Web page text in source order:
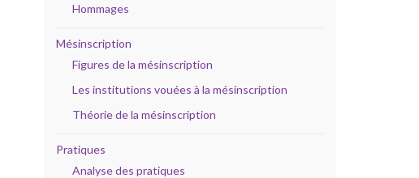
Hommages
Mésinscription
Figures de la mésinscription
Les institutions vouées à la mésinscription
Théorie de la mésinscription
Pratiques
Analyse des pratiques